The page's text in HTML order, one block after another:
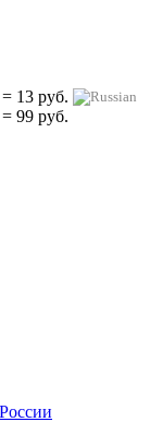
13 руб.
99 руб.